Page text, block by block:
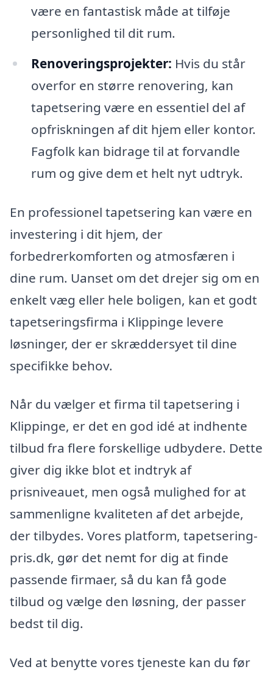
være en fantastisk måde at tilføje
personlighed til dit rum.
Renoveringsprojekter: Hvis du står
overfor en større renovering, kan
tapetsering være en essentiel del af
opfriskningen af dit hjem eller kontor.
Fagfolk kan bidrage til at forvandle
rum og give dem et helt nyt udtryk.
En professionel tapetsering kan være en
investering i dit hjem, der
forbedrerkomforten og atmosfæren i
dine rum. Uanset om det drejer sig om en
enkelt væg eller hele boligen, kan et godt
tapetseringsfirma i Klippinge levere
løsninger, der er skræddersyet til dine
specifikke behov.
Når du vælger et firma til tapetsering i
Klippinge, er det en god idé at indhente
tilbud fra flere forskellige udbydere. Dette
giver dig ikke blot et indtryk af
prisniveauet, men også mulighed for at
sammenligne kvaliteten af det arbejde,
der tilbydes. Vores platform, tapetsering-
pris.dk, gør det nemt for dig at finde
passende firmaer, så du kan få gode
tilbud og vælge den løsning, der passer
bedst til dig.
Ved at benytte vores tjeneste kan du før